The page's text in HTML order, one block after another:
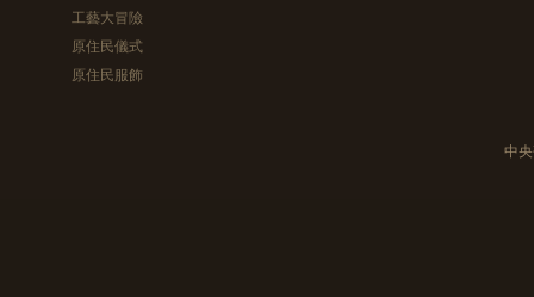
工藝大冒險
原住民儀式
原住民服飾
中